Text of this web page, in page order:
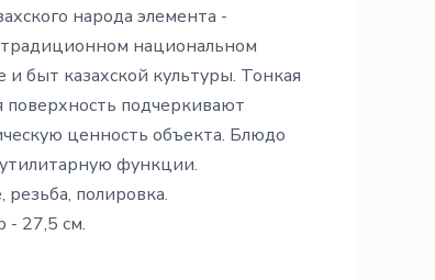
народа элемента -
национальном
быт казахской культуры. Тонкая
поверхность подчеркивают
ценность объекта. Блюдо
функции.
резьба, полировка.
- 27,5 см.